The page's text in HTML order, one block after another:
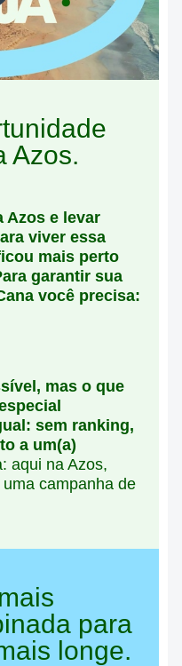
Azos.
Azos e levar
viver essa
mais perto
garantir sua
você precisa:
mas o que
sem ranking,
a um(a)
aqui na Azos,
campanha de
para
longe.